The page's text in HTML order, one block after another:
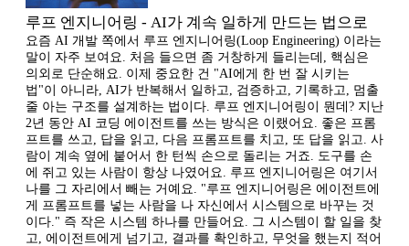
루프 엔지니어링 - AI가 계속 일하게 만드는 법으로
요즘 AI 개발 쪽에서 루프 엔지니어링(Loop Engineering) 이라는
말이 자주 보여요. 처음 들으면 좀 거창하게 들리는데, 핵심은
의외로 단순해요. 이제 중요한 건 "AI에게 한 번 잘 시키는
법"이 아니라, AI가 반복해서 일하고, 검증하고, 기록하고, 멈출
줄 아는 구조를 설계하는 법이다. 루프 엔지니어링이 뭔데? 지난
2년 동안 AI 코딩 에이전트를 쓰는 방식은 이랬어요. 좋은 프롬
프트를 쓰고, 답을 읽고, 다음 프롬프트를 치고, 또 답을 읽고. 사
람이 계속 옆에 붙어서 한 턴씩 손으로 돌리는 거죠. 도구를 손
에 쥐고 있는 사람이 항상 나였어요. 루프 엔지니어링은 여기서
나를 그 자리에서 빼는 거예요. "루프 엔지니어링은 에이전트에
게 프롬프트를 넣는 사람을 나 자신에서 시스템으로 바꾸는 것
이다." 즉 작은 시스템 하나를 만들어요. 그 시스템이 할 일을 찾
고, 에이전트에게 넘기고, 결과를 확인하고, 무엇을 했는지 적어